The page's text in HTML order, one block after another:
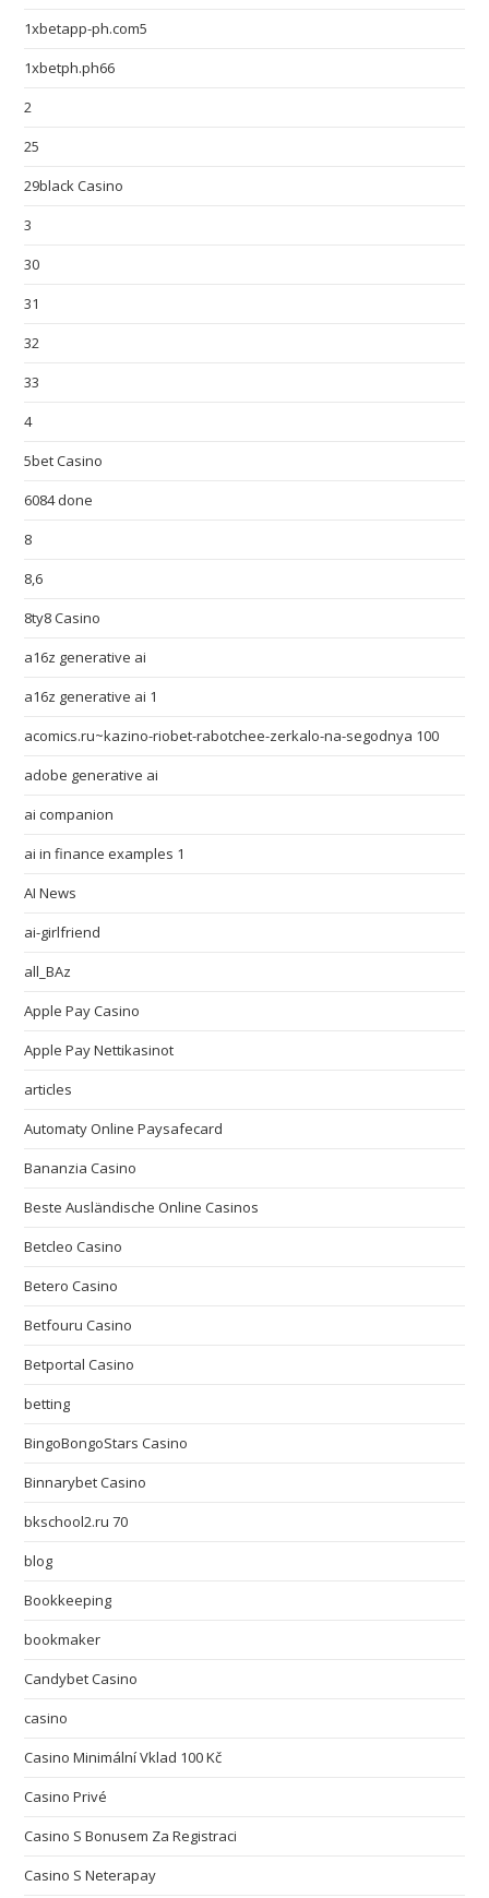
1xbetapp-ph.com5
1xbetph.ph66
2
25
29black Casino
3
30
31
32
33
4
5bet Casino
6084 done
8
8,6
8ty8 Casino
a16z generative ai
a16z generative ai 1
acomics.ru~kazino-riobet-rabotchee-zerkalo-na-segodnya 100
adobe generative ai
ai companion
ai in finance examples 1
AI News
ai-girlfriend
all_BAz
Apple Pay Casino
Apple Pay Nettikasinot
articles
Automaty Online Paysafecard
Bananzia Casino
Beste Ausländische Online Casinos
Betcleo Casino
Betero Casino
Betfouru Casino
Betportal Casino
betting
BingoBongoStars Casino
Binnarybet Casino
bkschool2.ru 70
blog
Bookkeeping
bookmaker
Candybet Casino
casino
Casino Minimální Vklad 100 Kč
Casino Privé
Casino S Bonusem Za Registraci
Casino S Neterapay